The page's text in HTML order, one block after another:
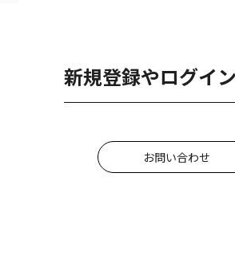
新規登録やログイ
お問い合わせ